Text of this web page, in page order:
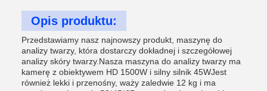
Opis produktu:
Przedstawiamy nasz najnowszy produkt, maszynę do
analizy twarzy, która dostarczy dokładnej i szczegółowej
analizy skóry twarzy.Nasza maszyna do analizy twarzy ma
kamerę z obiektywem HD 1500W i silny silnik 45WJest
również lekki i przenośny, waży zaledwie 12 kg i ma